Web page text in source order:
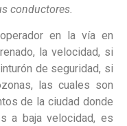
conductores.
en la vía en
la velocidad, si
de seguridad, si
las cuales son
de la ciudad donde
a baja velocidad, es